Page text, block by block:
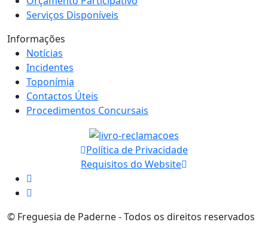
Serviços Disponíveis
Informações
Notícias
Incidentes
Toponímia
Contactos Úteis
Procedimentos Concursais
Política de Privacidade
Requisitos do Website
© Freguesia de Paderne - Todos os direitos reservados